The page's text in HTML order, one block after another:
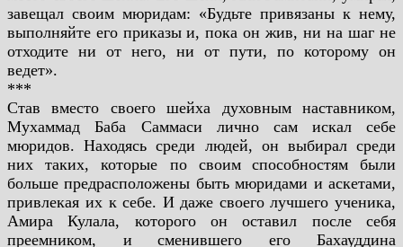
завещал своим мюридам: «Будьте привязаны к нему,
выполняйте его приказы и, пока он жив, ни на шаг не
отходите ни от него, ни от пути, по которому он
ведет».
***
Став вместо своего шейха духовным наставником,
Мухаммад Баба Саммаси лично сам
искал себе
мюридов. Находясь среди людей, он выбирал среди
них таких, которые по своим
способностям были
больше предрасположены быть мюридами и аскетами,
привлекая их к себе. И даже своего лучшего ученика,
Амира Кулала, которого он оставил после себя
преемником, и
сменившего его Бахауддина